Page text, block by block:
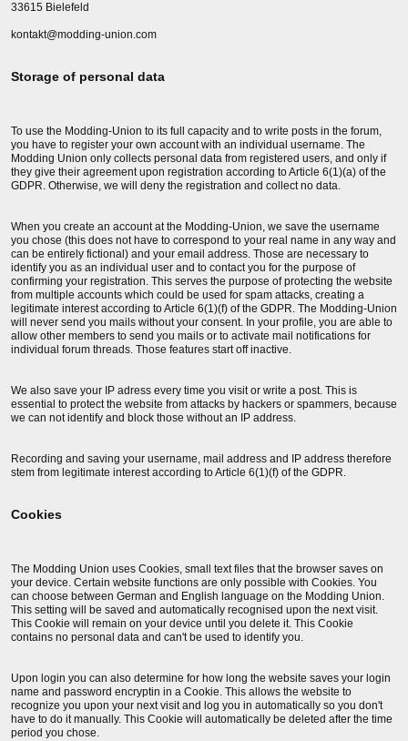
33615 Bielefeld
kontakt@modding-union.com
Storage of personal data
To use the Modding-Union to its full capacity and to write posts in the forum,
you have to register your own account with an individual username. The
Modding Union only collects personal data from registered users, and only if
they give their agreement upon registration according to Article 6(1)(a) of the
GDPR. Otherwise, we will deny the registration and collect no data.
When you create an account at the Modding-Union, we save the username
you chose (this does not have to correspond to your real name in any way and
can be entirely fictional) and your email address. Those are necessary to
identify you as an individual user and to contact you for the purpose of
confirming your registration. This serves the purpose of protecting the website
from multiple accounts which could be used for spam attacks, creating a
legitimate interest according to Article 6(1)(f) of the GDPR. The Modding-Union
will never send you mails without your consent. In your profile, you are able to
allow other members to send you mails or to activate mail notifications for
individual forum threads. Those features start off inactive.
We also save your IP adress every time you visit or write a post. This is
essential to protect the website from attacks by hackers or spammers, because
we can not identify and block those without an IP address.
Recording and saving your username, mail address and IP address therefore
stem from legitimate interest according to Article 6(1)(f) of the GDPR.
Cookies
The Modding Union uses Cookies, small text files that the browser saves on
your device. Certain website functions are only possible with Cookies. You
can choose between German and English language on the Modding Union.
This setting will be saved and automatically recognised upon the next visit.
This Cookie will remain on your device until you delete it. This Cookie
contains no personal data and can't be used to identify you.
Upon login you can also determine for how long the website saves your login
name and password encryptin in a Cookie. This allows the website to
recognize you upon your next visit and log you in automatically so you don't
have to do it manually. This Cookie will automatically be deleted after the time
period you chose.